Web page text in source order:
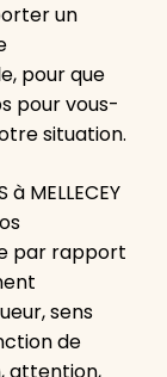
un
pour que
pour vous-
situation.
MELLECEY
par rapport
sens
de